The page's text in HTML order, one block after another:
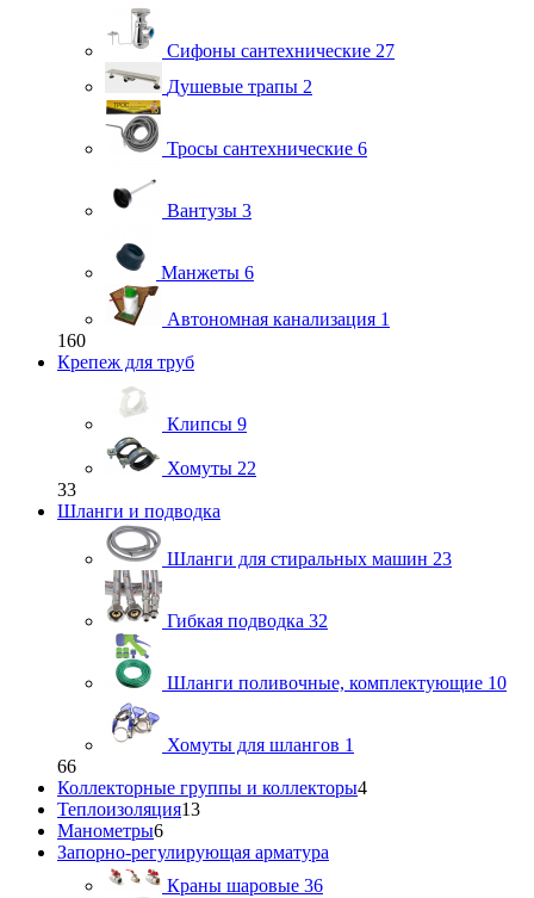
Сифоны сантехнические 27
Душевые трапы 2
Тросы сантехнические 6
Вантузы 3
Манжеты 6
Автономная канализация 1
160
Крепеж для труб
Клипсы 9
Хомуты 22
33
Шланги и подводка
Шланги для стиральных машин 23
Гибкая подводка 32
Шланги поливочные, комплектующие 10
Хомуты для шлангов 1
66
Коллекторные группы и коллекторы4
Теплоизоляция13
Манометры6
Запорно-регулирующая арматура
Краны шаровые 36